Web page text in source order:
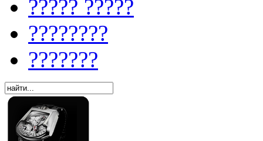
????? ?????
????????
???????